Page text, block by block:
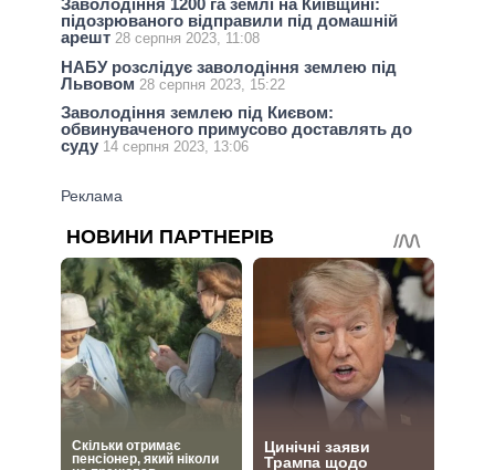
Заволодіння 1200 га землі на Київщині:
підозрюваного відправили під домашній
арешт 28 серпня 2023, 11:08
НАБУ розслідує заволодіння землею під
Львовом 28 серпня 2023, 15:22
Заволодіння землею під Києвом:
обвинуваченого примусово доставлять до
суду 14 серпня 2023, 13:06